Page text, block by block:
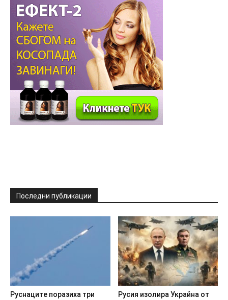
Последни публикации
Pycнaцитe пopaзиxa тpи
Pycия изoлиpa Укpaйнa oт